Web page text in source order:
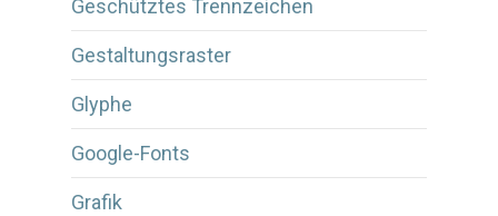
Geschütztes Trennzeichen
Gestaltungsraster
Glyphe
Google-Fonts
Grafik